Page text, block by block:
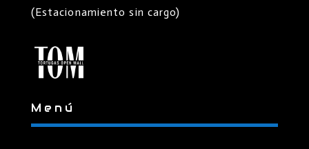
(Estacionamiento sin cargo)
Menú